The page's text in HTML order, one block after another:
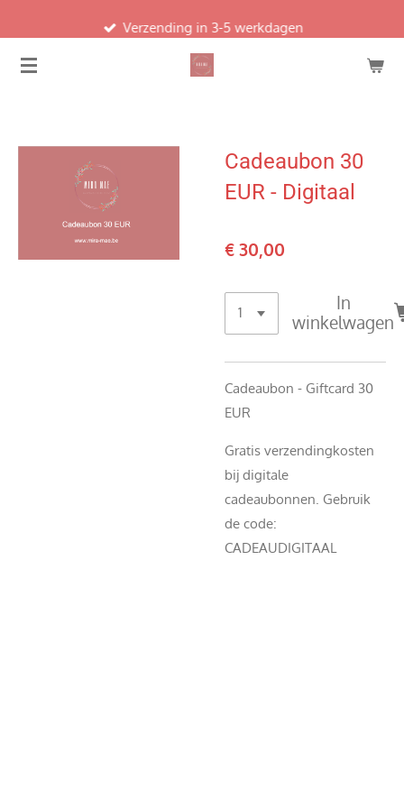
naar
Verzending in 3-5 werkdagen
Cadeaubon 30
EUR - Digitaal
€ 30,00
In
winkelwagen
Cadeaubon - Giftcard 30
EUR
Gratis verzendingkosten
bij digitale
cadeaubonnen. Gebruik
de code:
CADEAUDIGITAAL